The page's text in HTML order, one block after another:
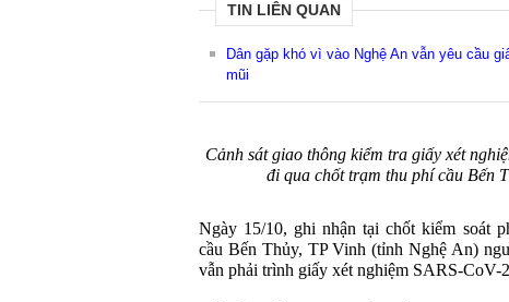
TIN LIÊN QUAN
Dân gặp khó vì vào Nghệ An vẫn yêu cầu
mũi
Cảnh sát giao thông kiểm tra giấy xét
đi qua chốt trạm thu phí cầu Bến
Ngày 15/10, ghi nhận tại chốt kiểm soát
cầu Bến Thủy, TP Vinh (tỉnh Nghệ An)
vẫn phải trình giấy xét nghiệm SARS-CoV-